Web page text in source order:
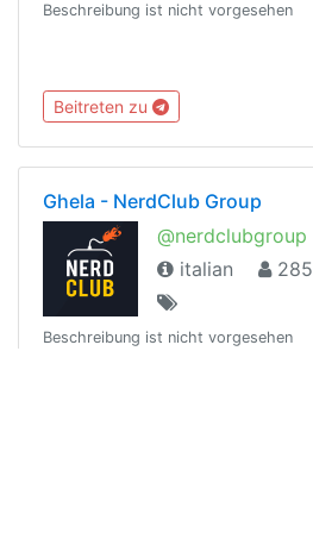
Beschreibung ist nicht vorgesehen
Beitreten zu
Ghela - NerdClub Group
@nerdclubgroup
italian
285
Beschreibung ist nicht vorgesehen